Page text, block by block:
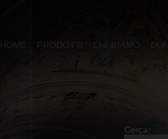
HOME PRODOTTI CHI SIAMO
Cerca: